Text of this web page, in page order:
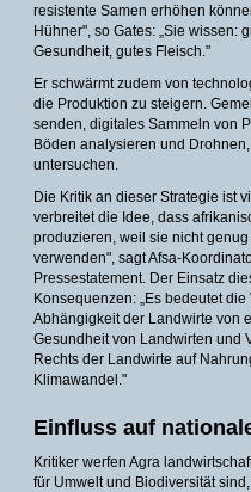
resistente Samen erhöhen
Hühner", so Gates: „Sie wissen:
Gesundheit, gutes Fleisch."
Er schwärmt zudem von
die Produktion zu steigern.
senden, digitales Sammeln von
Böden analysieren und
untersuchen.
Die Kritik an dieser Strategie ist
verbreitet die Idee, dass
produzieren, weil sie nicht
verwenden", sagt Afsa-
Pressestatement. Der Einsatz
Konsequenzen: „Es bedeutet
Abhängigkeit der Landwirte von
Gesundheit von Landwirten und
Rechts der Landwirte auf
Klimawandel."
Einfluss auf
Kritiker werfen Agra
für Umwelt und Biodiversität